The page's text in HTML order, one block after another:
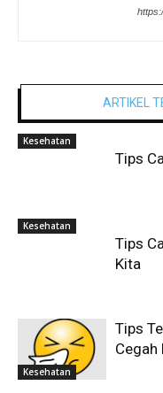
ARTIKEL
Kesehatan
Tips
Kesehatan
Tips
Kita
Kesehatan
Tips
Cegah